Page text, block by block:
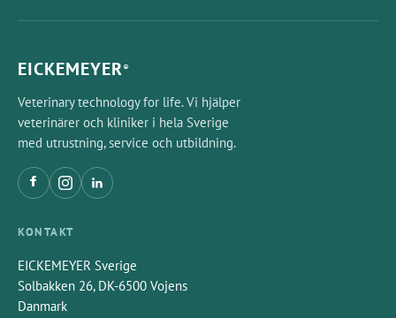
EICKEMEYER®
Veterinary technology for life. Vi hjälper
veterinärer och kliniker i hela Sverige
med utrustning, service och utbildning.
KONTAKT
EICKEMEYER Sverige
Solbakken 26, DK-6500 Vojens
Danmark